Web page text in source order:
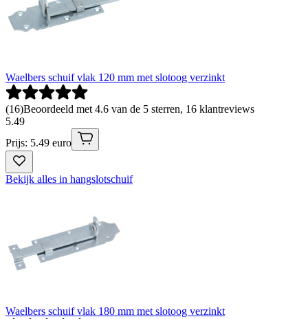
Waelbers schuif vlak 120 mm met slotoog verzinkt
(16)Beoordeeld met 4.6 van de 5 sterren, 16 klantreviews
5.49
Prijs: 5.49 euro
Bekijk alles in hangslotschuif
Waelbers schuif vlak 180 mm met slotoog verzinkt